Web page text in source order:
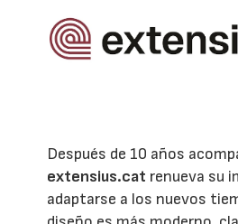
Después de 10 años
extensius.cat renueva su
adaptarse a los nuevos